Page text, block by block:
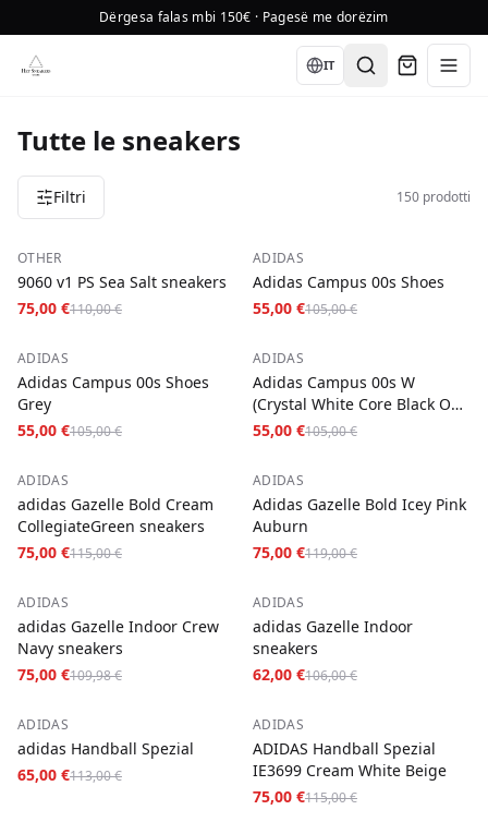
Dërgesa falas mbi 150€ · Pagesë me dorëzim
Language
IT
Tutte le sneakers
Filtri 150 prodotti
−32%
OTHER
9060 v1 PS Sea Salt sneakers
75,00 €110,00 €
−48%
ADIDAS
Adidas Campus 00s Shoes
55,00 €105,00 €
−48%
ADIDAS
Adidas Campus 00s Shoes
Grey
55,00 €105,00 €
−48%
ADIDAS
Adidas Campus 00s W
(Crystal White Core Black Off
White)
55,00 €105,00 €
−35%
ADIDAS
adidas Gazelle Bold Cream
CollegiateGreen sneakers
75,00 €115,00 €
−37%
ADIDAS
Adidas Gazelle Bold Icey Pink
Auburn
75,00 €119,00 €
−32%
ADIDAS
adidas Gazelle Indoor Crew
Navy sneakers
75,00 €109,98 €
−42%
ADIDAS
adidas Gazelle Indoor
sneakers
62,00 €106,00 €
−42%
ADIDAS
adidas Handball Spezial
65,00 €113,00 €
−35%
ADIDAS
ADIDAS Handball Spezial
IE3699 Cream White Beige
75,00 €115,00 €